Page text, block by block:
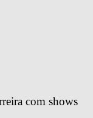
com shows